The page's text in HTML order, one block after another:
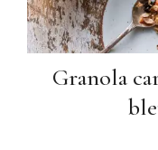
Granola